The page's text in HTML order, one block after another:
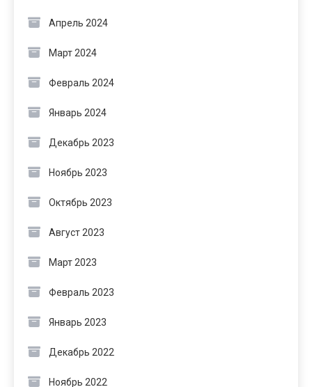
Апрель 2024
Март 2024
Февраль 2024
Январь 2024
Декабрь 2023
Ноябрь 2023
Октябрь 2023
Август 2023
Март 2023
Февраль 2023
Январь 2023
Декабрь 2022
Ноябрь 2022